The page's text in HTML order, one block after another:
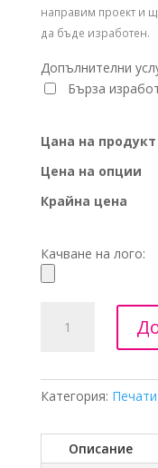
направим проект и
да бъде изработен.
Допълнителни
Бърза
Цана на продукт
Цена на опции
Крайна цена
Качване на лого:
Категория: Печати
Описание